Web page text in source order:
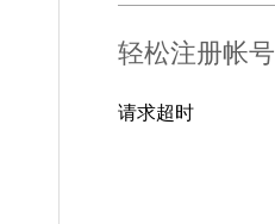
轻松注册帐号